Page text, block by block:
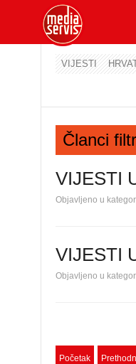
VIJESTI
Članci
VIJESTI
Objavljeno u
VIJESTI
Objavljeno u
Početak